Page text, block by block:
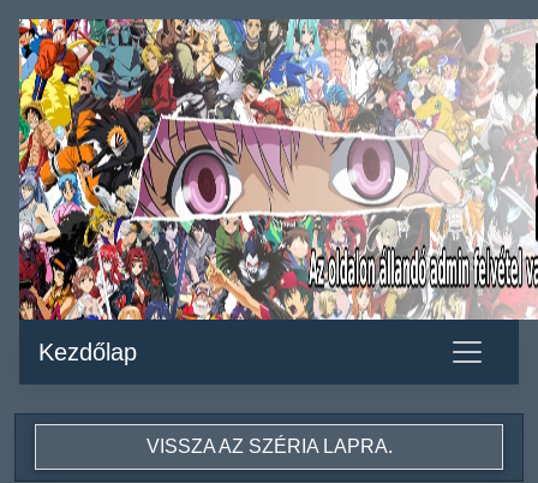
Kezdőlap
VISSZA AZ SZÉRIA LAPRA.